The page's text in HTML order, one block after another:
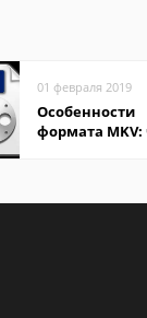
01 февраля 2019
Особенности
формата